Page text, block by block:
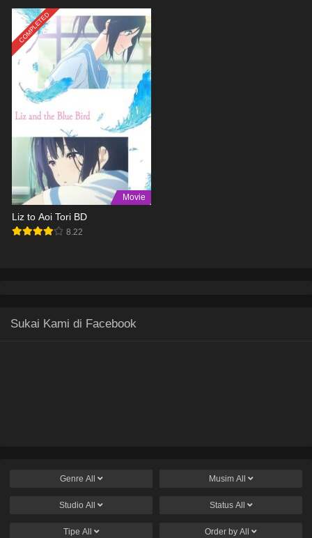
COMPLETED
Movie
Liz to Aoi Tori BD
8.22
Sukai Kami di Facebook
Genre All Musim All
Studio All Status All
Tipe All Order by All